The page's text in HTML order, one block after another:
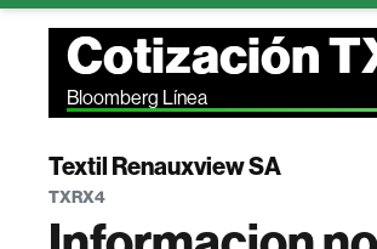
Cotización
Bloomberg Línea
Textil Renauxview SA
TXRX4